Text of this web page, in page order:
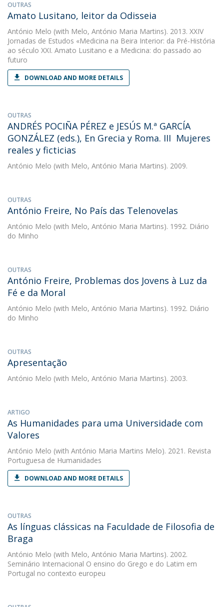
OUTRAS
Amato Lusitano, leitor da Odisseia
António Melo (with Melo, António Maria Martins). 2013. XXIV
Jornadas de Estudos «Medicina na Beira Interior: da Pré-História
ao século XXI. Amato Lusitano e a Medicina: do passado ao
futuro
DOWNLOAD AND MORE DETAILS
OUTRAS
ANDRÉS POCIÑA PÉREZ e JESÚS M.ª GARCÍA
GONZÁLEZ (eds.), En Grecia y Roma. III  Mujeres
reales y ficticias
António Melo (with Melo, António Maria Martins). 2009.
OUTRAS
António Freire, No País das Telenovelas
António Melo (with Melo, António Maria Martins). 1992. Diário
do Minho
OUTRAS
António Freire, Problemas dos Jovens à Luz da
Fé e da Moral
António Melo (with Melo, António Maria Martins). 1992. Diário
do Minho
OUTRAS
Apresentação
António Melo (with Melo, António Maria Martins). 2003.
ARTIGO
As Humanidades para uma Universidade com
Valores
António Melo (with António Maria Martins Melo). 2021. Revista
Portuguesa de Humanidades
DOWNLOAD AND MORE DETAILS
OUTRAS
As línguas clássicas na Faculdade de Filosofia de
Braga
António Melo (with Melo, António Maria Martins). 2002.
Seminário Internacional O ensino do Grego e do Latim em
Portugal no contexto europeu